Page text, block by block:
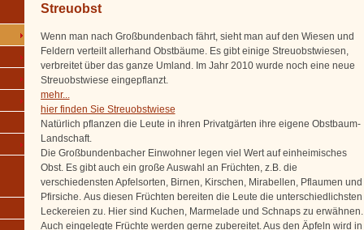
Streuobst
Wenn man nach Großbundenbach fährt, sieht man auf den Wiesen und
Feldern verteilt allerhand Obstbäume. Es gibt einige Streuobstwiesen,
verbreitet über das ganze Umland. Im Jahr 2010 wurde noch eine neue
Streuobstwiese eingepflanzt.
mehr...
hier finden Sie Streuobstwiese
Natürlich pflanzen die Leute in ihren Privatgärten ihre eigene Obstbaum-
Landschaft.
Die Großbundenbacher Einwohner legen viel Wert auf einheimisches
Obst. Es gibt auch ein große Auswahl an Früchten, z.B. die
verschiedensten Apfelsorten, Birnen, Kirschen, Mirabellen, Pflaumen und
Pfirsiche. Aus diesen Früchten bereiten die Leute die unterschiedlichsten
Leckereien zu. Hier sind Kuchen, Marmelade und Schnaps zu erwähnen.
Auch eingelegte Früchte werden gerne zubereitet. Aus den Äpfeln wird in